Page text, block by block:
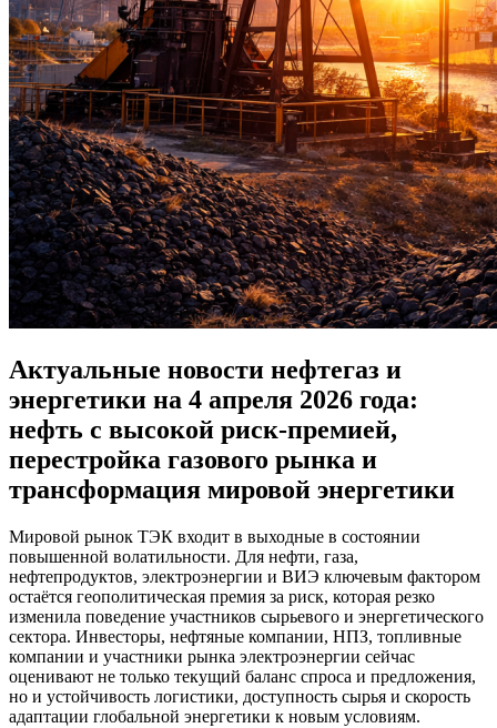
Актуальные новости нефтегаз и
энергетики на 4 апреля 2026 года:
нефть с высокой риск-премией,
перестройка газового рынка и
трансформация мировой энергетики
Мировой рынок ТЭК входит в выходные в состоянии
повышенной волатильности. Для нефти, газа,
нефтепродуктов, электроэнергии и ВИЭ ключевым фактором
остаётся геополитическая премия за риск, которая резко
изменила поведение участников сырьевого и энергетического
сектора. Инвесторы, нефтяные компании, НПЗ, топливные
компании и участники рынка электроэнергии сейчас
оценивают не только текущий баланс спроса и предложения,
но и устойчивость логистики, доступность сырья и скорость
адаптации глобальной энергетики к новым условиям.